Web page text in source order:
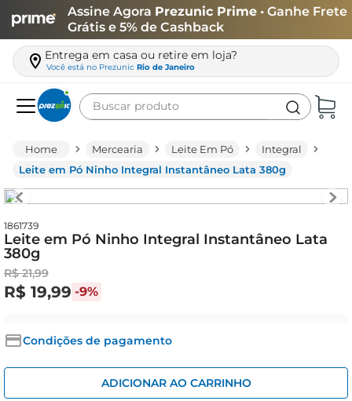
Assine Agora Prezunic Prime • Ganhe Frete
Grátis e 5% de Cashback
Entrega em casa ou retire em loja?
Você está no Prezunic Rio de Janeiro
Buscar produto
Mercearia Leite Em Pó
Integral
Leite em Pó Ninho Integral Instantâneo Lata 380g
1861739
Leite em Pó Ninho Integral Instantâneo Lata
380g
R$ 21,99
R$ 19,99 -9%
Condições de pagamento
ADICIONAR AO CARRINHO
leite
queijo
arroz
azeite
cerveja